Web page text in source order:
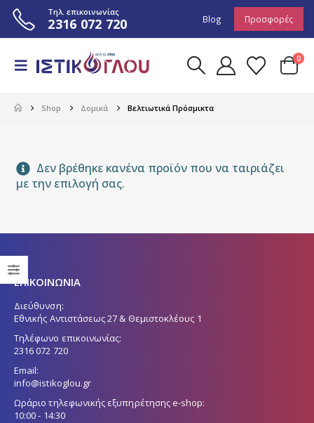
Τηλ. επικοινωνίας
2316 072 720 Blog Προσφορές
0
Shop Δομικά Βελτιωτικά Πρόσμικτα
Δεν βρέθηκε κανένα προϊόν που να ταιριάζει
με την επιλογή σας.
ΕΠΙΚΟΙΝΩΝΙΑ
Διεύθυνση:
Εθνικής Αντιστάσεως 27 & Θεμιστοκλέους 1
Τηλέφωνο επικοινωνίας:
2316 072 720
Email:
info@istikoglou.gr
Ωράριο τηλεφωνικής εξυπηρέτησης e-shop:
10:00 - 14:30